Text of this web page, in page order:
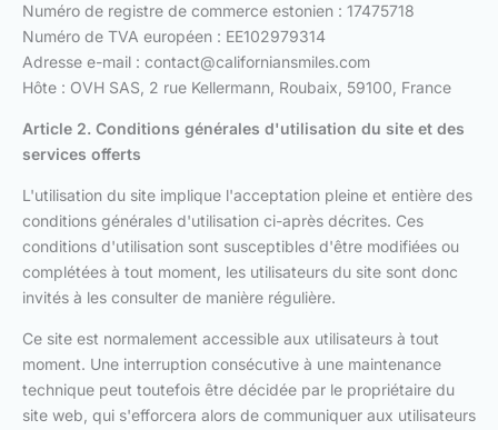
Numéro de registre de commerce estonien : 17475718
Numéro de TVA européen : EE102979314
Adresse e-mail : contact@californiansmiles.com
Hôte : OVH SAS, 2 rue Kellermann, Roubaix, 59100, France
Article 2. Conditions générales d'utilisation du site et des
services offerts
L'utilisation du site implique l'acceptation pleine et entière des
conditions générales d'utilisation ci-après décrites. Ces
conditions d'utilisation sont susceptibles d'être modifiées ou
complétées à tout moment, les utilisateurs du site sont donc
invités à les consulter de manière régulière.
Ce site est normalement accessible aux utilisateurs à tout
moment. Une interruption consécutive à une maintenance
technique peut toutefois être décidée par le propriétaire du
site web, qui s'efforcera alors de communiquer aux utilisateurs